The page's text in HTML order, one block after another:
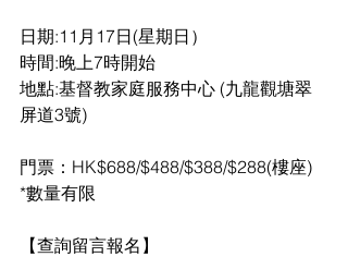
日期:11月17日(星期日）
時間:晚上7時開始
地點:基督教家庭服務中心 (九龍觀塘翠
屏道3號)
門票：HK$688/$488/$388/$288(樓座)
*數量有限
【查詢留言報名】